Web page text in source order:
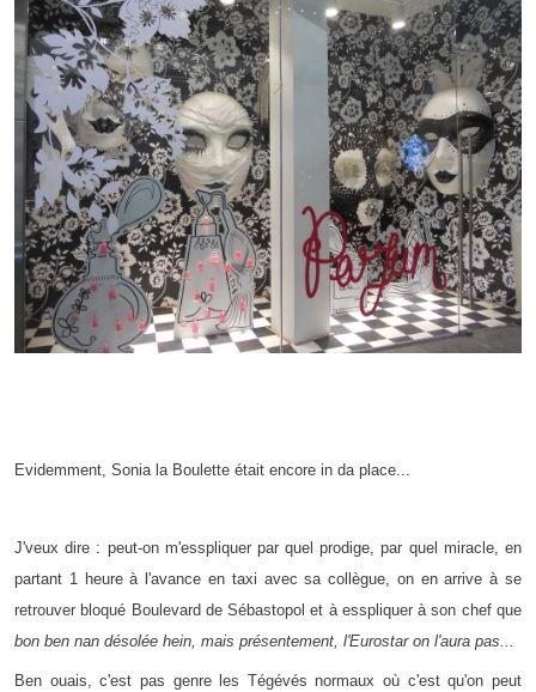
Evidemment, Sonia la Boulette était encore in da place...
J'veux dire : peut-on m'esspliquer par quel prodige, par quel miracle, en
partant 1 heure à l'avance en taxi avec sa collègue, on en arrive à se
retrouver bloqué Boulevard de Sébastopol et à esspliquer à son chef que
bon ben nan désolée hein, mais présentement, l'Eurostar on l'aura pas...
Ben ouais, c'est pas genre les Tégévés normaux où c'est qu'on peut